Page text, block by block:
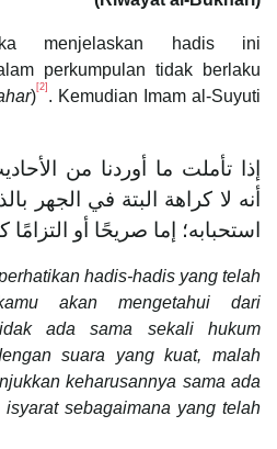
menjelaskan hadis ini
perkumpulan tidak berlaku
)[2] . Kemudian Imam al-Suyuti
إذا تأملت ما أوردنا من
أنه لا كراهة البتة في الجهر
استحبابه؛ إما صريحًا أو التزامًا
hadis-hadis yang telah
akan mengetahui dari
ada sama sekali hukum
suara yang kuat, malah
keharusannya sama ada
sebagaimana yang telah